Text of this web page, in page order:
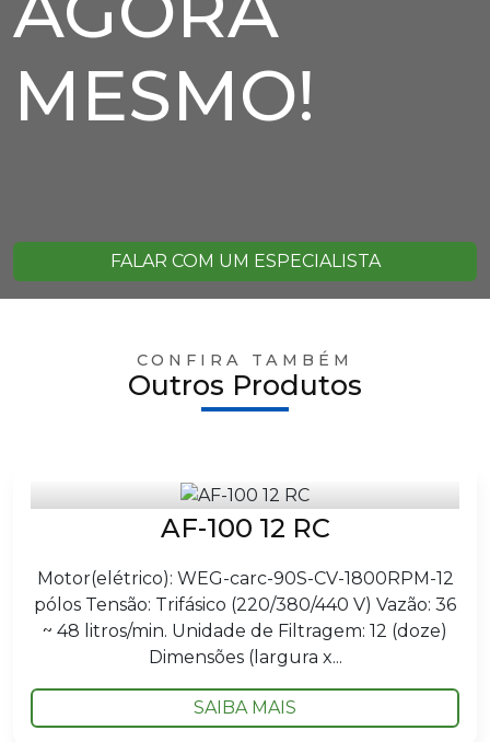
MESMO!
FALAR COM UM ESPECIALISTA
CONFIRA TAMBÉM
Outros Produtos
AF-100 12 RC
Motor(elétrico): WEG-carc-90S-CV-1800RPM-12
pólos Tensão: Trifásico (220/380/440 V) Vazão: 36
~ 48 litros/min. Unidade de Filtragem: 12 (doze)
Dimensões (largura x...
SAIBA MAIS